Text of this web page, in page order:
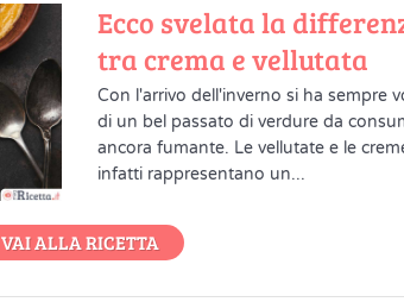
Ecco svelata la
tra crema e vellutata
Con l'arrivo dell'inverno si ha sempre
di un bel passato di verdure da
ancora fumante. Le vellutate e le
infatti rappresentano un...
VAI ALLA RICETTA